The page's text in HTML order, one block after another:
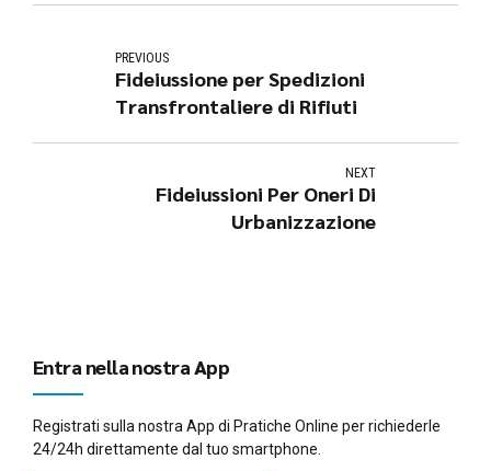
PREVIOUS
Fideiussione per Spedizioni
Transfrontaliere di Rifiuti
NEXT
Fideiussioni Per Oneri Di
Urbanizzazione
Entra nella nostra App
Registrati sulla nostra App di Pratiche Online per richiederle
24/24h direttamente dal tuo smartphone.